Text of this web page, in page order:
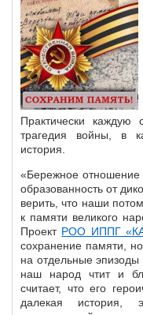
Практически
трагедия войны, в
история.
«Бережное отношение
образованность от
верить, что наши
к памяти великого
Проект РОО ИППГ
сохранение памяти,
на отдельные эпизоды
наш народ чтит и
считает, что его
далекая